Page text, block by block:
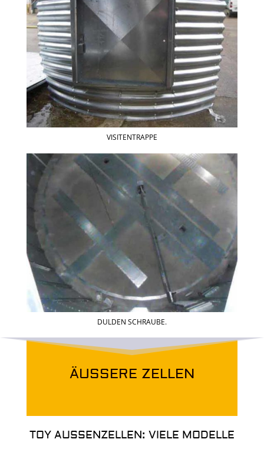
VISITENTRAPPE
DULDEN SCHRAUBE.
ÄUSSERE ZELLEN
TOY AUSSENZELLEN: VIELE MODELLE